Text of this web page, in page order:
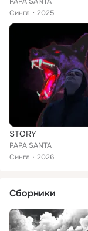
Сингл
2025
STORY
PAPA SANTA
Сингл
2026
Сборники